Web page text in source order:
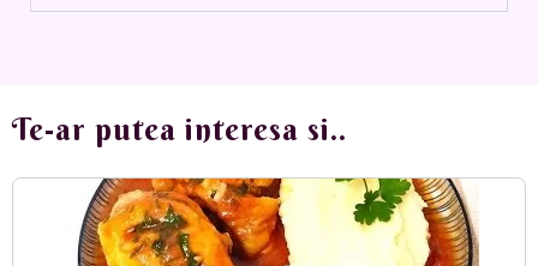
Te-ar putea interesa si..